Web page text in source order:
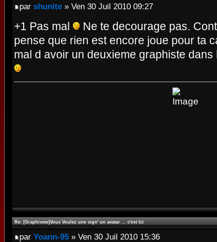
par shunite » Ven 30 Juil 2010 09:27
+1 Pas mal
Ne te decourage pas.
pense que rien est encore joue pour ta
mal d avoir un deuxieme graphiste
Re: [Graphisme]Vous Voulez une sign' un avatar ... c'est Ici
par Yoann-95 » Ven 30 Juil 2010 15:36